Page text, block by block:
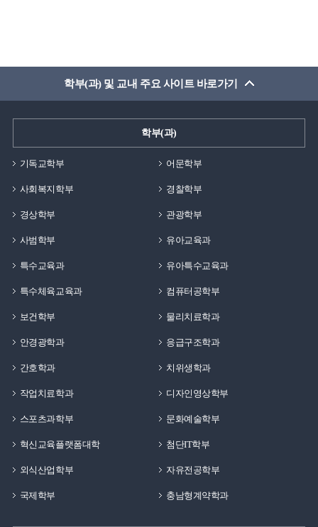
학부(과) 및 교내 주요 사이트 바로가기
학부(과)
기독교학부 어문학부
사회복지학부 경찰학부
경상학부 관광학부
사범학부 유아교육과
특수교육과 유아특수교육과
특수체육교육과 컴퓨터공학부
보건학부 물리치료학과
안경광학과 응급구조학과
간호학과 치위생학과
작업치료학과 디자인영상학부
스포츠과학부 문화예술학부
혁신교육플랫폼대학 첨단IT학부
외식산업학부 자유전공학부
국제학부 충남형계약학과